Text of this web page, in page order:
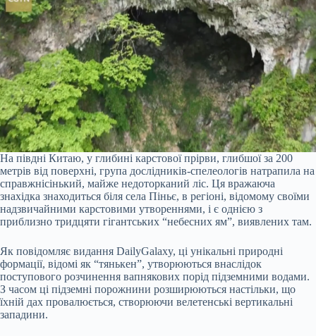
На півдні Китаю, у глибині карстової прірви, глибшої за 200
метрів від поверхні, група дослідників-спелеологів натрапила на
справжнісінький, майже недоторканий ліс. Ця вражаюча
знахідка знаходиться біля села Піньє, в регіоні, відомому своїми
надзвичайними карстовими утвореннями, і є однією з
приблизно тридцяти гігантських “небесних ям”, виявлених там.
Як повідомляє видання DailyGalaxy, ці унікальні природні
формації, відомі як “тянькен”, утворюються внаслідок
поступового розчинення вапнякових порід підземними водами.
З часом ці підземні порожнини розширюються настільки, що
їхній дах провалюється, створюючи велетенські вертикальні
западини.